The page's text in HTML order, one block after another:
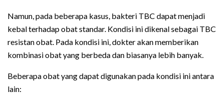
Namun, pada beberapa kasus, bakteri TBC dapat menjadi
kebal terhadap obat standar. Kondisi ini dikenal sebagai TBC
resistan obat. Pada kondisi ini, dokter akan memberikan
kombinasi obat yang berbeda dan biasanya lebih banyak.
Beberapa obat yang dapat digunakan pada kondisi ini antara
lain: